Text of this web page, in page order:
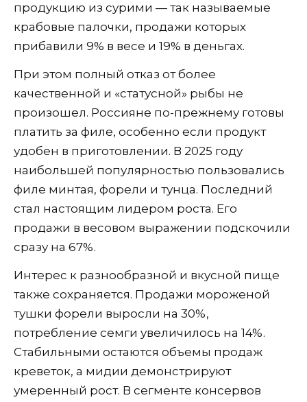
продукцию из сурими — так называемые
крабовые палочки, продажи которых
прибавили 9% в весе и 19% в деньгах.
При этом полный отказ от более
качественной и «статусной» рыбы не
произошел. Россияне по-прежнему готовы
платить за филе, особенно если продукт
удобен в приготовлении. В 2025 году
наибольшей популярностью пользовались
филе минтая, форели и тунца. Последний
стал настоящим лидером роста. Его
продажи в весовом выражении подскочили
сразу на 67%.
Интерес к разнообразной и вкусной пище
также сохраняется. Продажи мороженой
тушки форели выросли на 30%,
потребление семги увеличилось на 14%.
Стабильными остаются объемы продаж
креветок, а мидии демонстрируют
умеренный рост. В сегменте консервов